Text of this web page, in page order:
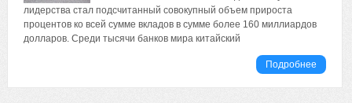
лидерства стал подсчитанный совокупный объем прироста
процентов ко всей сумме вкладов в сумме более 160 миллиардов
долларов. Среди тысячи банков мира китайский
Подробнее